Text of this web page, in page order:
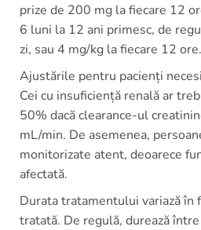
prize de 200 mg la fiecare 12
6 luni la 12 ani primesc, de
zi, sau 4 mg/kg la fiecare 12 ore.
Ajustările pentru pacienți
Cei cu insuficiență renală ar
50% dacă clearance-ul
mL/min. De asemenea,
monitorizate atent, deoarece
afectată.
Durata tratamentului variază în
tratată. De regulă, durează